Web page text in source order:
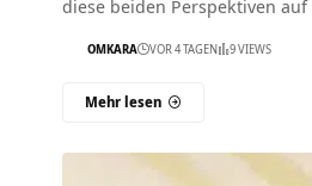
diese beiden Perspektiven
OMKARA VOR 4 TAGEN 9 VIEWS
Mehr lesen